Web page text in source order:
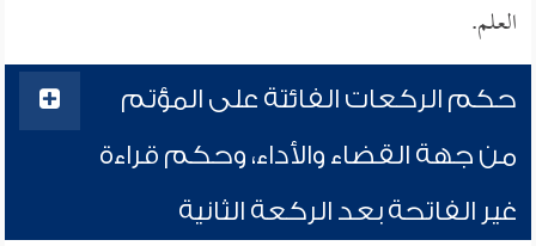
العلم.
حكم الركعات الفائتة على المؤتم
من جهة القضاء والأداء، وحكم قراءة
غير الفاتحة بعد الركعة الثانية